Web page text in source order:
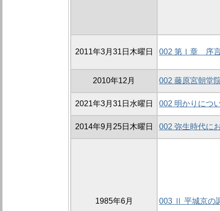
2011年3月31日木曜日 002 第Ⅰ章 序
2010年12月 002 藤原宮朝堂
2021年3月31日水曜日 002 明かりにつ
2014年9月25日木曜日 002 弥生時代に
1985年6月 003 Ⅱ 平城京の